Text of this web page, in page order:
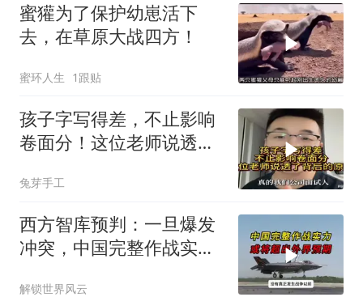
蜜獾为了保护幼崽活下
去，在草原大战四方！
蜜环人生 1跟贴
孩子字写得差，不止影响
卷面分！这位老师说透了
兔芽手工
西方智库预判：一旦爆发
冲突，中国完整作战实力
解锁世界风云